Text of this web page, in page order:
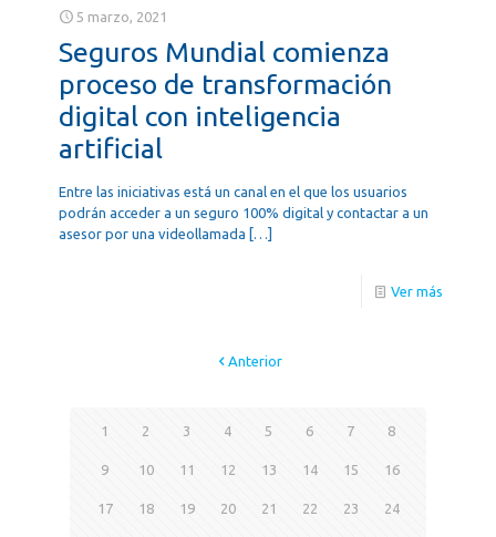
5 marzo, 2021
Seguros Mundial comienza
proceso de transformación
digital con inteligencia
artificial
Entre las iniciativas está un canal en el que los usuarios
podrán acceder a un seguro 100% digital y contactar a un
asesor por una videollamada […]
Ver más
Anterior
1 2 3 4 5 6 7 8
9 10 11 12 13 14 15 16
17 18 19 20 21 22 23 24